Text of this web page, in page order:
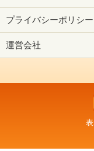
プライバシーポリシー
運営会社
表